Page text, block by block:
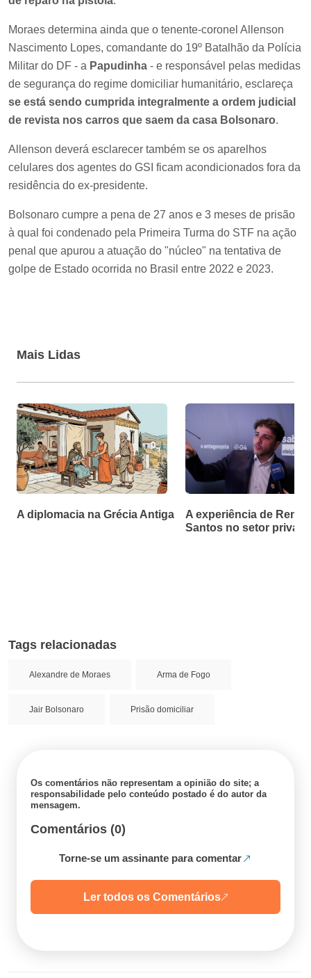
Moraes determina ainda que o tenente-coronel Allenson
Nascimento Lopes, comandante do 19º Batalhão da Polícia
Militar do DF - a Papudinha - e responsável pelas medidas
de segurança do regime domiciliar humanitário, esclareça
se está sendo cumprida integralmente a ordem judicial
de revista nos carros que saem da casa Bolsonaro.
Allenson deverá esclarecer também se os aparelhos
celulares dos agentes do GSI ficam acondicionados fora da
residência do ex-presidente.
Bolsonaro cumpre a pena de 27 anos e 3 meses de prisão
à qual foi condenado pela Primeira Turma do STF na ação
penal que apurou a atuação do "núcleo" na tentativa de
golpe de Estado ocorrida no Brasil entre 2022 e 2023.
Mais Lidas
A diplomacia na Grécia Antiga
A experiência de Renan
Santos no setor
Tags relacionadas
Alexandre de Moraes Arma de Fogo
Jair Bolsonaro Prisão domiciliar
Os comentários não representam a opinião do site; a
responsabilidade pelo conteúdo postado é do autor da
mensagem.
Comentários (0)
Torne-se um assinante para comentar
Ler todos os Comentários